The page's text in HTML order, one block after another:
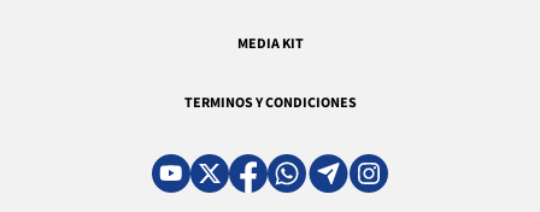
MEDIA KIT
TERMINOS Y CONDICIONES